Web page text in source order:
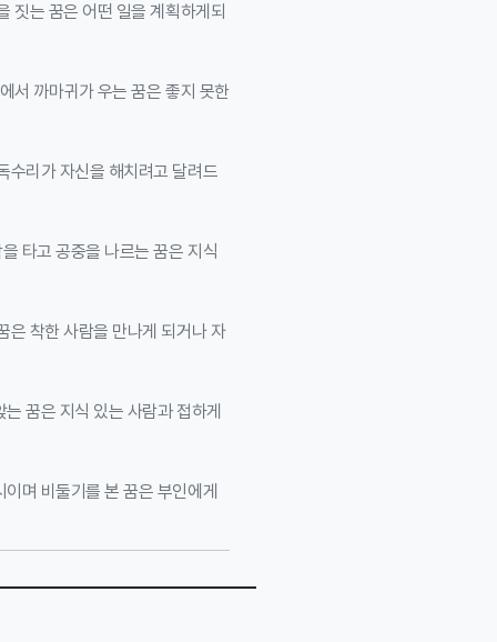
짓는 꿈은 어떤 일을 계획하게되
서 까마귀가 우는 꿈은 좋지 못한
수리가 자신을 해치려고 달려드
타고 공중을 나르는 꿈은 지식
은 착한 사람을 만나게 되거나 자
꿈은 지식 있는 사람과 접하게
며 비둘기를 본 꿈은 부인에게